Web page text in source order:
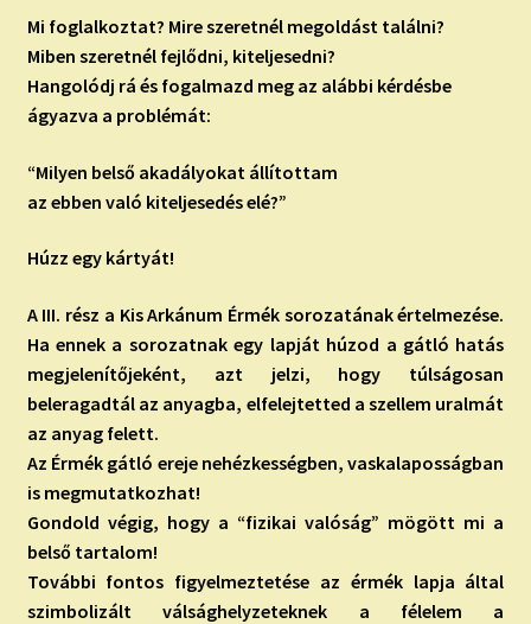
Mi foglalkoztat? Mire szeretnél megoldást találni?
Miben szeretnél fejlődni, kiteljesedni?
Hangolódj rá és fogalmazd meg az alábbi kérdésbe
ágyazva a problémát:
“Milyen belső akadályokat állítottam
az ebben való kiteljesedés elé?”
Húzz egy kártyát!
A III. rész a Kis Arkánum Érmék sorozatának értelmezése.
Ha ennek a sorozatnak egy lapját húzod a gátló hatás
megjelenítőjeként, azt jelzi, hogy túlságosan
beleragadtál az anyagba, elfelejtetted a szellem uralmát
az anyag felett.
Az Érmék gátló ereje nehézkességben, vaskalaposságban
is megmutatkozhat!
Gondold végig, hogy a “fizikai valóság” mögött mi a
belső tartalom!
További fontos figyelmeztetése az érmék lapja által
szimbolizált válsághelyzeteknek a félelem a